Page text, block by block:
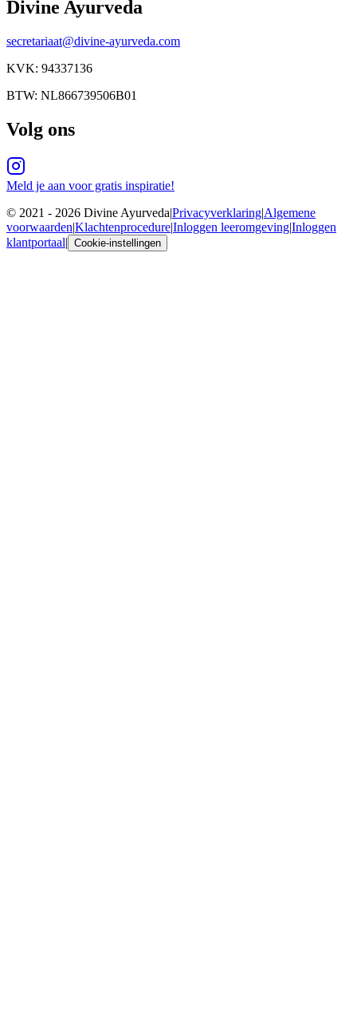
Divine Ayurveda
secretariaat@divine-ayurveda.com
KVK: 94337136
BTW: NL866739506B01
Volg ons
Meld je aan voor gratis inspiratie!
© 2021 - 2026 Divine Ayurveda|Privacyverklaring|Algemene
voorwaarden|Klachtenprocedure|Inloggen leeromgeving|Inloggen
klantportaal| Cookie-instellingen